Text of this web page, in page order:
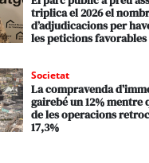
triplica el 2026 el
d’adjudicacions per
les peticions favorables
Societat
La compravenda
gairebé un 12% mentre
de les operacions
17,3%